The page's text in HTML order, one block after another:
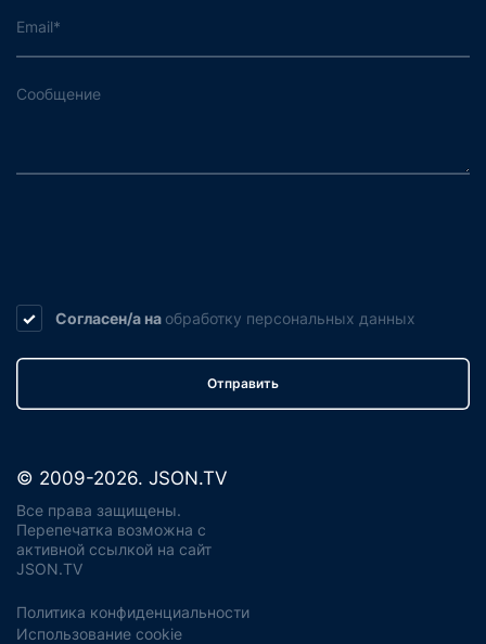
Согласен/а на обработку персональных данных
Отправить
© 2009-2026. JSON.TV
Все права защищены.
Перепечатка возможна с
активной ссылкой на сайт
JSON.TV
Политика конфиденциальности
Использование cookie